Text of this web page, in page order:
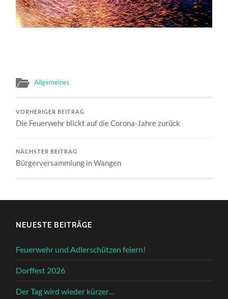
Allgemeines
VORHERIGER BEITRAG
Die Feuerwehr blickt auf die Corona-Jahre zurück
NÄCHSTER BEITRAG
Bürgerversammlung in Wangen
NEUESTE BEITRÄGE
Feuerwehr und Adlerschützen feiern!
Dorffest 2026
Der Tag wird wieder kürzer…